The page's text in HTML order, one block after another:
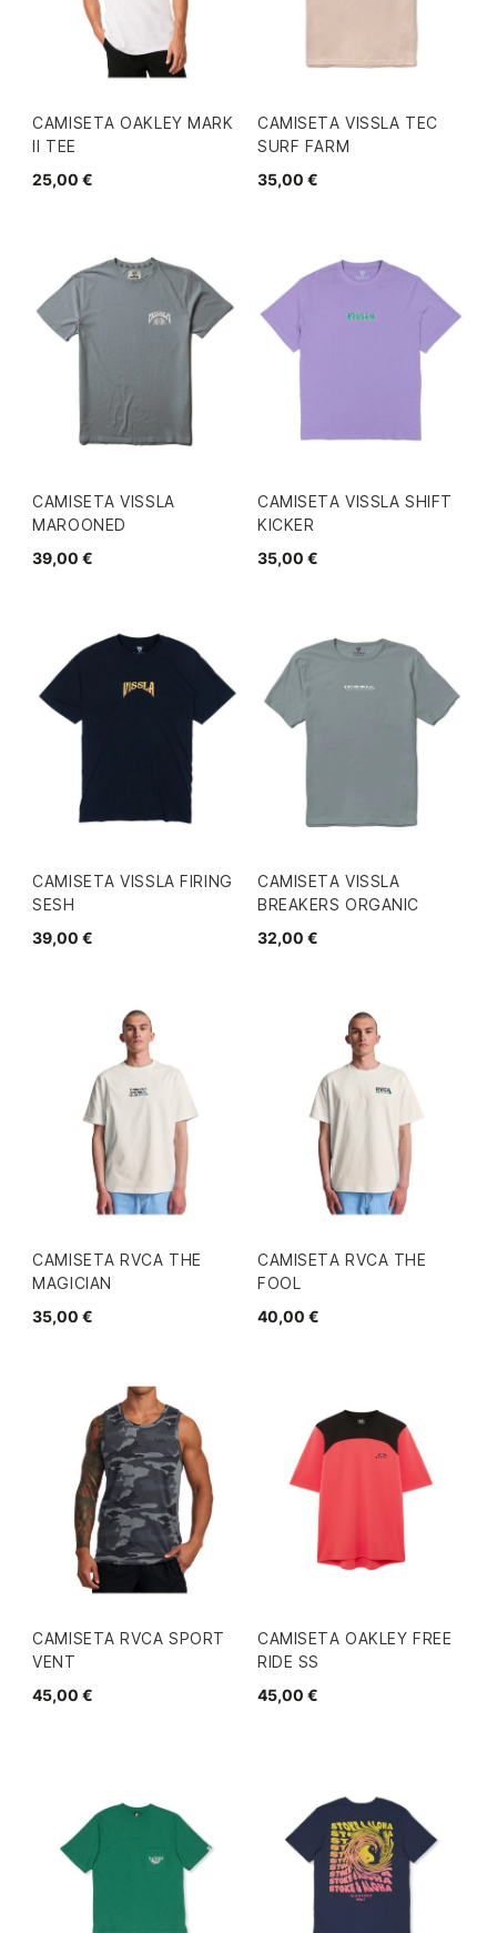
CAMISETA OAKLEY MARK
II TEE
25,00 €
CAMISETA VISSLA TEC
SURF FARM
35,00 €
CAMISETA VISSLA
MAROONED
39,00 €
CAMISETA VISSLA SHIFT
KICKER
35,00 €
CAMISETA VISSLA FIRING
SESH
39,00 €
CAMISETA VISSLA
BREAKERS ORGANIC
32,00 €
CAMISETA RVCA THE
MAGICIAN
35,00 €
CAMISETA RVCA THE
FOOL
40,00 €
CAMISETA RVCA SPORT
VENT
45,00 €
CAMISETA OAKLEY FREE
RIDE SS
45,00 €